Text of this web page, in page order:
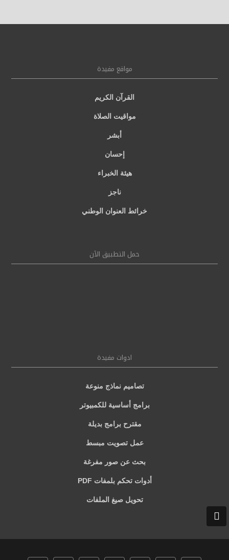
مواقع مفيدة
القرآن الكريم
مواقيت الصلاة
أبشر
إحسان
هيئة الخبراء
ناجز
خرائط العنوان الوطني
حمل التطبيق الآن
ادوات مفيدة
تصاميم نماذج منوعة
برامج أساسية للكمبيوتر
مقترح برامج بديلة
عمل تصويت مبسط
بحث عن صور مفرغة
أدوات تحكم بلمفات PDF
تحويل صيغ الملفات